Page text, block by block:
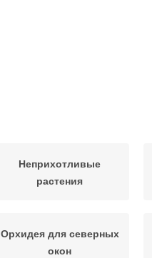
Неприхотливые
растения
Орхидея для северных
окон